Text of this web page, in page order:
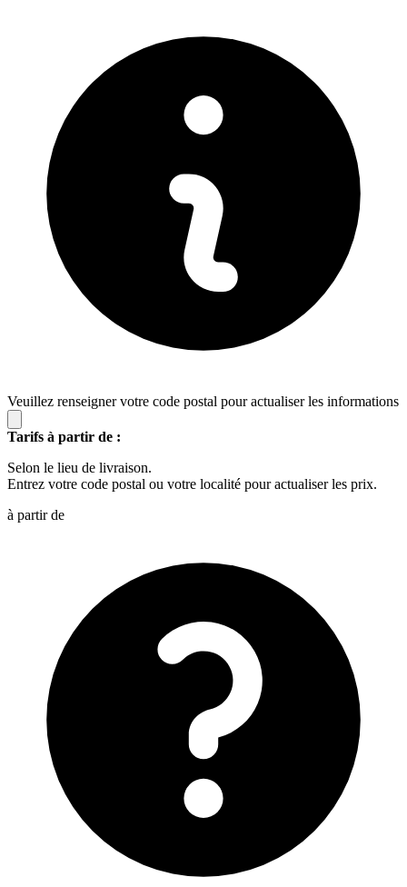
Veuillez renseigner votre code postal pour actualiser les informations
Tarifs à partir de :
Selon le lieu de livraison.
Entrez votre code postal ou votre localité pour actualiser les prix.
à partir de